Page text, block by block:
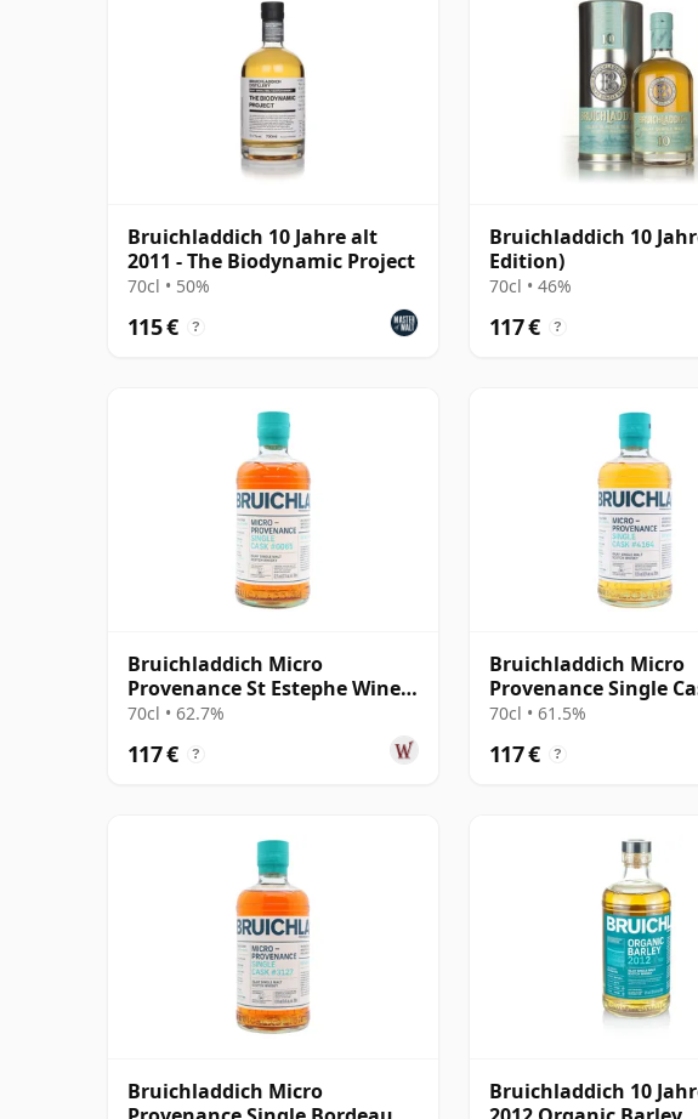
Bruichladdich 10 Jahre alt
2011 - The Biodynamic Project
70cl • 50%
115 € ?
Bruichladdich 10
Edition)
70cl • 46%
117 € ?
Bruichladdich Micro
Provenance St Estephe Wine
Cask #0065 2014 10 Jahre alt
70cl • 62.7%
117 € ?
Bruichladdich Micro
Provenance Single
2013 11 Jahre alt
70cl • 61.5%
117 € ?
Bruichladdich Micro
Bruichladdich 10